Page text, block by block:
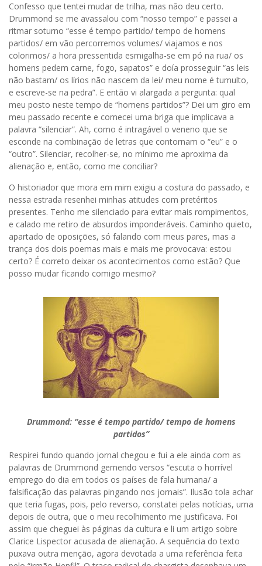
Confesso que tentei mudar de trilha, mas não deu certo.
Drummond se me avassalou com “nosso tempo” e passei a
ritmar soturno “esse é tempo partido/ tempo de homens
partidos/ em vão percorremos volumes/ viajamos e nos
colorimos/ a hora pressentida esmigalha-se em pó na rua/ os
homens pedem carne, fogo, sapatos” e doía prosseguir “as leis
não bastam/ os lírios não nascem da lei/ meu nome é tumulto,
e escreve-se na pedra”. E então vi alargada a pergunta: qual
meu posto neste tempo de “homens partidos”? Dei um giro em
meu passado recente e comecei uma briga que implicava a
palavra “silenciar”. Ah, como é intragável o veneno que se
esconde na combinação de letras que contornam o “eu” e o
“outro”. Silenciar, recolher-se, no mínimo me aproxima da
alienação e, então, como me conciliar?
O historiador que mora em mim exigiu a costura do passado, e
nessa estrada resenhei minhas atitudes com pretéritos
presentes. Tenho me silenciado para evitar mais rompimentos,
e calado me retiro de absurdos imponderáveis. Caminho quieto,
apartado de oposições, só falando com meus pares, mas a
trança dos dois poemas mais e mais me provocava: estou
certo? É correto deixar os acontecimentos como estão? Que
posso mudar ficando comigo mesmo?
Drummond: “esse é tempo partido/ tempo de homens
partidos”
Respirei fundo quando jornal chegou e fui a ele ainda com as
palavras de Drummond gemendo versos “escuta o horrível
emprego do dia em todos os países de fala humana/ a
falsificação das palavras pingando nos jornais”. Ilusão tola achar
que teria fugas, pois, pelo reverso, constatei pelas notícias, uma
depois de outra, que o meu recolhimento me justificava. Foi
assim que cheguei às páginas da cultura e li um artigo sobre
Clarice Lispector acusada de alienação. A sequência do texto
puxava outra menção, agora devotada a uma referência feita